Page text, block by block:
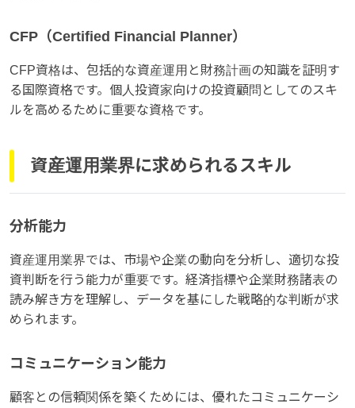
CFP（Certified Financial Planner）
CFP資格は、包括的な資産運用と財務計画の知識を証明す
る国際資格です。個人投資家向けの投資顧問としてのスキ
ルを高めるために重要な資格です。
資産運用業界に求められるスキル
分析能力
資産運用業界では、市場や企業の動向を分析し、適切な投
資判断を行う能力が重要です。経済指標や企業財務諸表の
読み解き方を理解し、データを基にした戦略的な判断が求
められます。
コミュニケーション能力
顧客との信頼関係を築くためには、優れたコミュニケーシ